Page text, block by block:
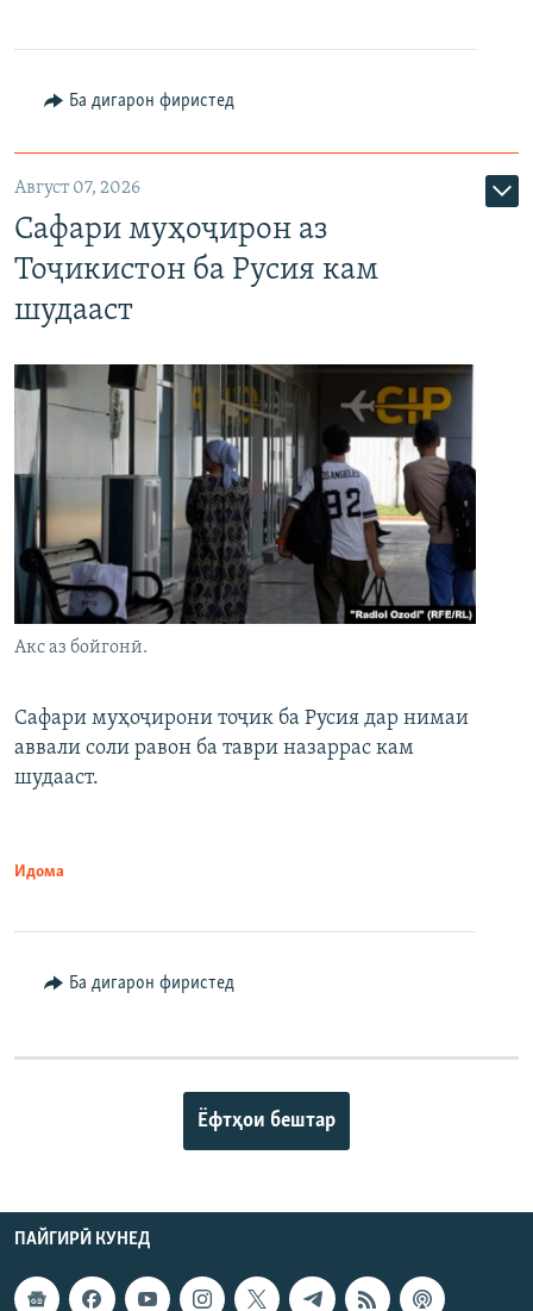
Ба дигарон фиристед
Август 07, 2026
Сафари муҳоҷирон аз
Тоҷикистон ба Русия кам
шудааст
Акс аз бойгонӣ.
Сафари муҳоҷирони тоҷик ба Русия дар нимаи
аввали соли равон ба таври назаррас кам
шудааст.
Идома
Ба дигарон фиристед
Ёфтҳои бештар
ПАЙГИРӢ КУНЕД